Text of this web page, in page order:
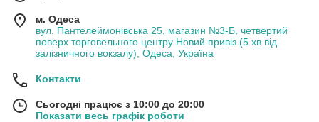
м. Одеса
вул. Пантелеймонівська 25, магазин №3-Б, четвертий
поверх торговельного центру Новий привіз (5 хв від
залізничного вокзалу), Одеса, Україна
Контакти
Сьогодні працює з 10:00 до 20:00
Показати весь графік роботи